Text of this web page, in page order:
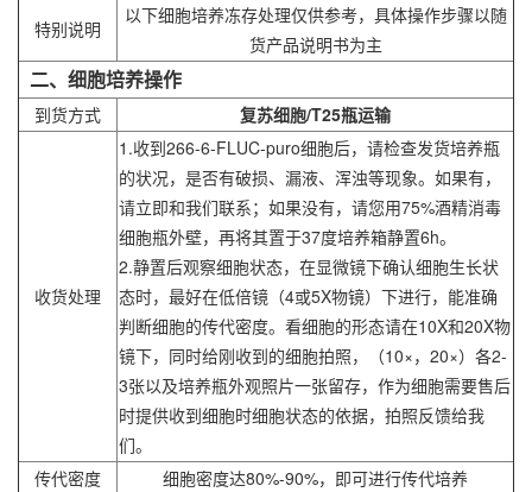
特别说明
以下细胞培养冻存处理仅供参考，具体操作步骤以随
货产品说明书为主
二、细胞培养操作
到货方式 复苏细胞/T25瓶运输
收货处理
1.收到266-6-FLUC-puro细胞后，请检查发货培养瓶
的状况，是否有破损、漏液、浑浊等现象。如果有，
请立即和我们联系；如果没有，请您用75%酒精消毒
细胞瓶外壁，再将其置于37度培养箱静置6h。
2.静置后观察细胞状态，在显微镜下确认细胞生长状
态时，最好在低倍镜（4或5X物镜）下进行，能准确
判断细胞的传代密度。看细胞的形态请在10X和20X物
镜下，同时给刚收到的细胞拍照，（10×，20×）各2-
3张以及培养瓶外观照片一张留存，作为细胞需要售后
时提供收到细胞时细胞状态的依据，拍照反馈给我
们。
传代密度
细胞密度达80%-90%，即可进行传代培养